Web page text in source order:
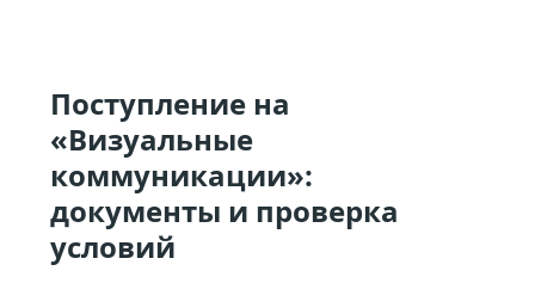
Поступление на
«Визуальные
коммуникации»:
документы и проверка
условий